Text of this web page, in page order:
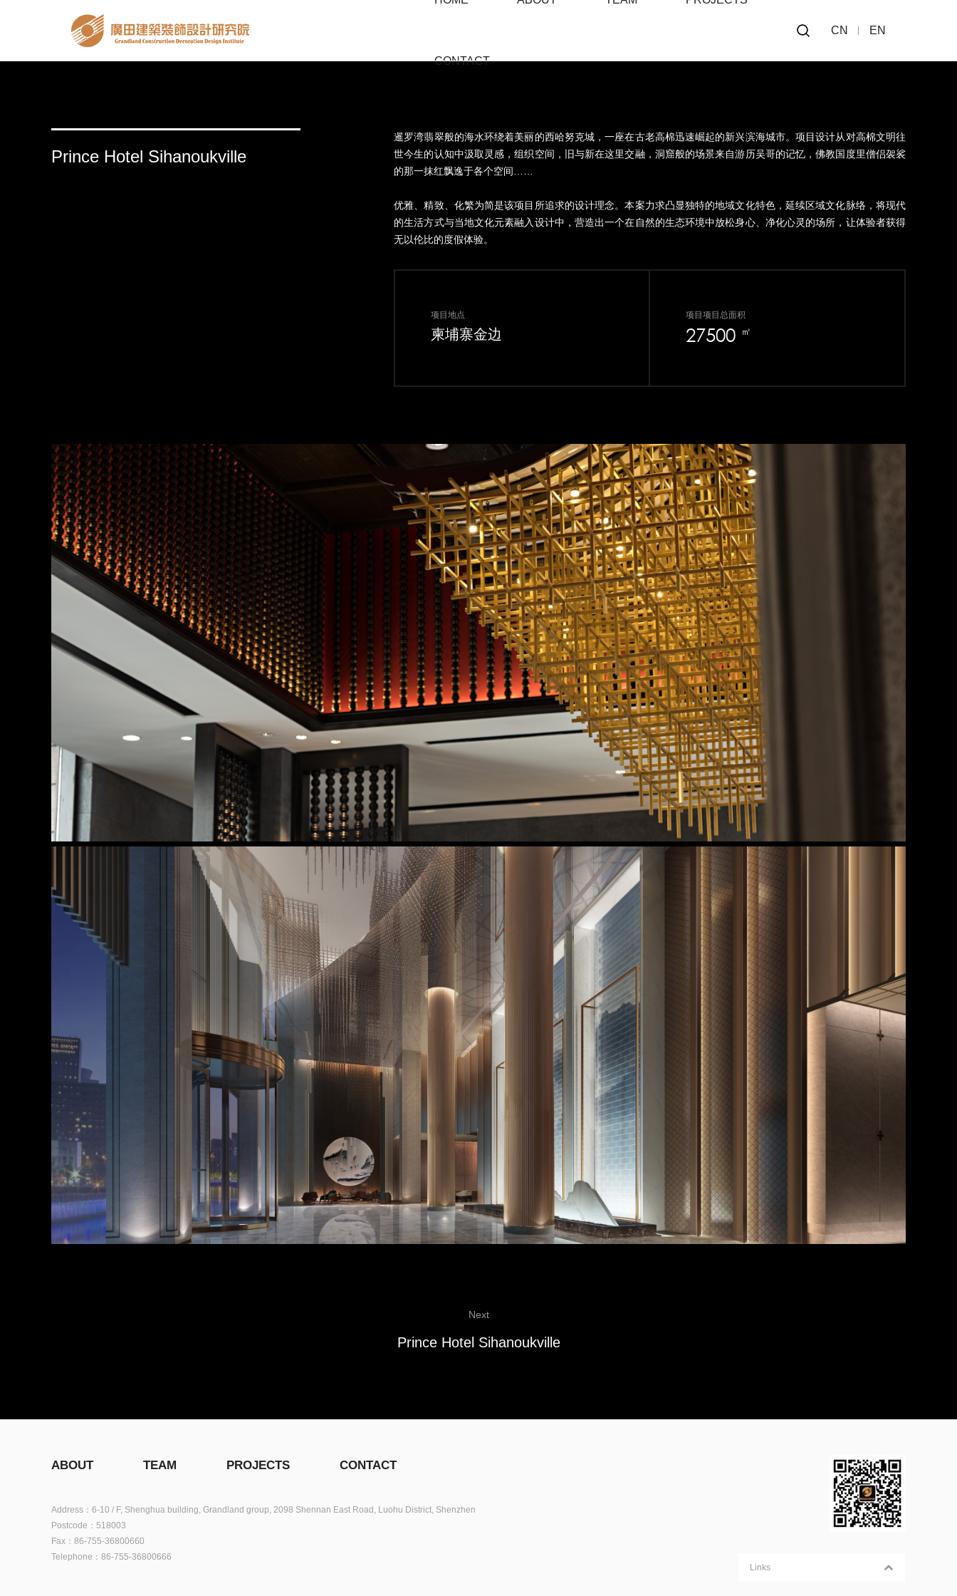
CONTACT
CN EN
Prince Hotel Sihanoukville
暹罗湾翡翠般的海水环绕着美丽的西哈努克城，一座在古老高棉迅速崛起的新兴滨海城市。项目设计从对高棉文明往
世今生的认知中汲取灵感，组织空间，旧与新在这里交融，洞窟般的场景来自游历吴哥的记忆，佛教国度里僧侣袈裟
的那一抹红飘逸于各个空间……
优雅、精致、化繁为简是该项目所追求的设计理念。本案力求凸显独特的地域文化特色，延续区域文化脉络，将现代
的生活方式与当地文化元素融入设计中，营造出一个在自然的生态环境中放松身心、净化心灵的场所，让体验者获得
无以伦比的度假体验。
项目地点
柬埔寨金边
项目项目总面积
27500 ㎡
Next
Prince Hotel Sihanoukville
ABOUT TEAM PROJECTS CONTACT
Address：6-10 / F, Shenghua building, Grandland group, 2098 Shennan East Road, Luohu District, Shenzhen
Postcode：518003
Fax：86-755-36800660
Telephone：86-755-36800666
Links